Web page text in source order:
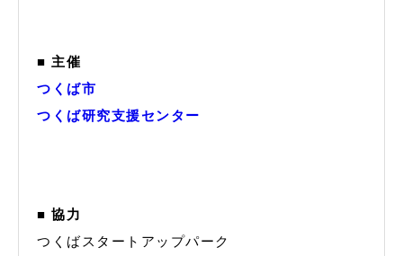
■ 主催
つくば市
つくば研究支援センター
■ 協力
つくばスタートアップパーク